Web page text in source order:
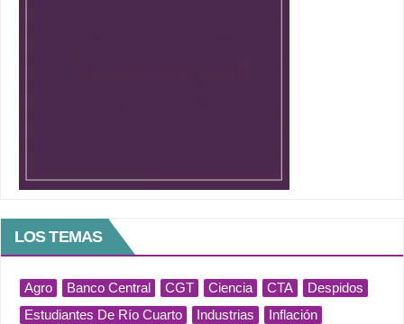
LOS TEMAS
Agro Banco Central CGT Ciencia CTA
Despidos
Estudiantes De Río Cuarto
Industrias
Inflación